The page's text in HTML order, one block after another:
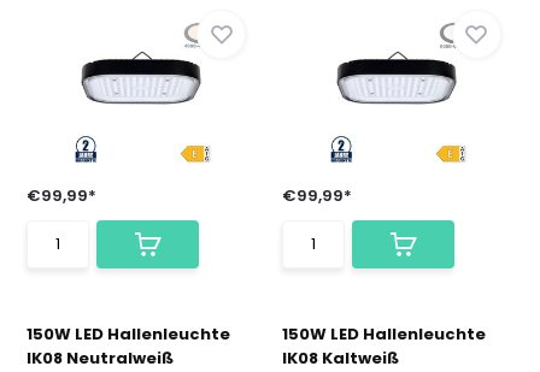
€99,99*
150W LED Hallenleuchte
IK08 Neutralweiß
€99,99*
150W LED Hallenleuchte
IK08 Kaltweiß